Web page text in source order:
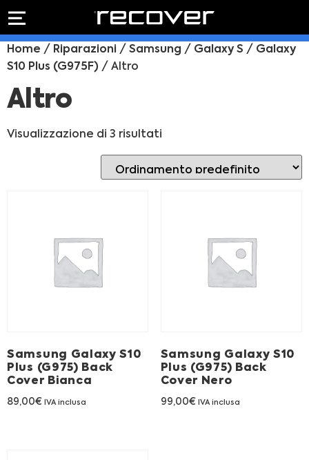
Preventivo online
PREVENTIVO RIPARAZIONE
Rivenditori B2B
FRANCHISING
PREVENTIVO
Preventivo
RIPARAZIONE
Home / Riparazioni / Samsung / Galaxy S / Galaxy
S10 Plus (G975F) / Altro
Altro
Visualizzazione di 3 risultati
Samsung Galaxy S10
Plus (G975) Back
Cover Bianca
89,00€ IVA inclusa
Samsung Galaxy S10
Plus (G975) Back
Cover Nero
99,00€ IVA inclusa